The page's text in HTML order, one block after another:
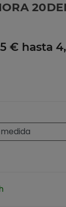
€ hasta